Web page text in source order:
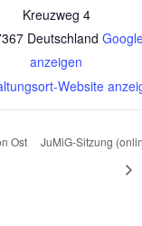
Kreuzweg 4
Deutschland
anzeigen
Website
Ost JuMiG-Sitzung